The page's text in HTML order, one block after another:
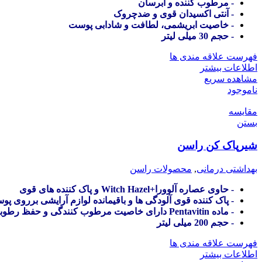
- مرطوب کننده و آبرسان
- آنتی اکسیدان قوی و ضدچروک
- خاصیت ابریشمی، لطافت و شادابی پوست
- حجم 30 میلی لیتر
فهرست علاقه مندی ها
اطلاعات بیشتر
مشاهده سریع
ناموجود
مقایسه
بستن
شیرپاک کن راسن
بهداشتی درمانی, محصولات راسن
- حاوی عصاره آلوورا+Witch Hazel و پاک کننده های قوی
- پاک کننده قوی آلودگی ها و باقیمانده لوازم آرایشی برروی
- ماده Pentavitin دارای خاصیت مرطوب کنندگی و حفظ رطوبت با اثرات طولانی
- حجم 200 میلی لیتر
فهرست علاقه مندی ها
اطلاعات بیشتر